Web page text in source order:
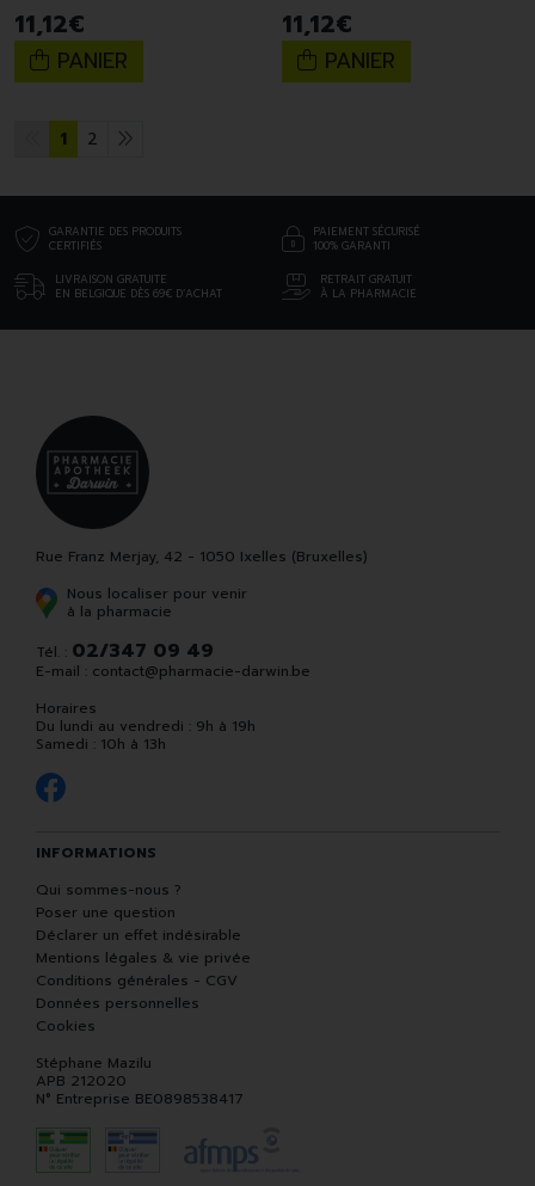
11,12€
PANIER
11,12€
PANIER
1 2
GARANTIE DES PRODUITS
CERTIFIÉS
PAIEMENT SÉCURISÉ
100% GARANTI
LIVRAISON GRATUITE
EN BELGIQUE DÈS 69€ D’ACHAT
RETRAIT GRATUIT
À LA PHARMACIE
Rue Franz Merjay, 42 - 1050 Ixelles (Bruxelles)
Nous localiser pour venir
à la pharmacie
Tél. : 02/347 09 49
E-mail : contact@pharmacie-darwin.be
Horaires
Du lundi au vendredi : 9h à 19h
Samedi : 10h à 13h
INFORMATIONS
Qui sommes-nous ?
Poser une question
Déclarer un effet indésirable
Mentions légales & vie privée
Conditions générales - CGV
Données personnelles
Cookies
Stéphane Mazilu
APB 212020
N° Entreprise BE0898538417